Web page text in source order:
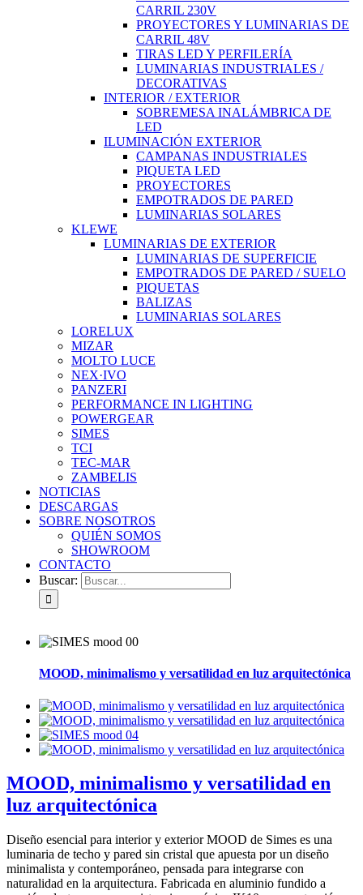
CARRIL 230V
PROYECTORES Y LUMINARIAS DE
CARRIL 48V
TIRAS LED Y PERFILERÍA
LUMINARIAS INDUSTRIALES /
DECORATIVAS
INTERIOR / EXTERIOR
SOBREMESA INALÁMBRICA DE
LED
ILUMINACIÓN EXTERIOR
CAMPANAS INDUSTRIALES
PIQUETA LED
PROYECTORES
EMPOTRADOS DE PARED
LUMINARIAS SOLARES
KLEWE
LUMINARIAS DE EXTERIOR
LUMINARIAS DE SUPERFICIE
EMPOTRADOS DE PARED / SUELO
PIQUETAS
BALIZAS
LUMINARIAS SOLARES
LORELUX
MIZAR
MOLTO LUCE
NEX·IVO
PANZERI
PERFORMANCE IN LIGHTING
POWERGEAR
SIMES
TCI
TEC-MAR
ZAMBELIS
NOTICIAS
DESCARGAS
SOBRE NOSOTROS
QUIÉN SOMOS
SHOWROOM
CONTACTO
Buscar:
MOOD, minimalismo y versatilidad en luz arquitectónica
MOOD, minimalismo y versatilidad en
luz arquitectónica
Diseño esencial para interior y exterior MOOD de Simes es una
luminaria de techo y pared sin cristal que apuesta por un diseño
minimalista y contemporáneo, pensada para integrarse con
naturalidad en la arquitectura. Fabricada en aluminio fundido a